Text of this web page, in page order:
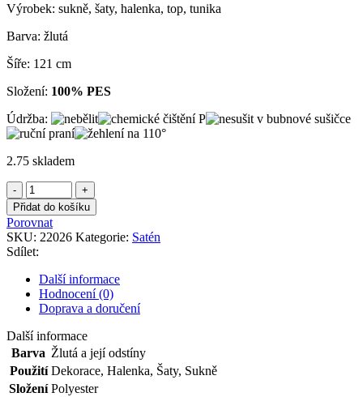
byla:
je:
Výrobek: sukně, šaty, halenka, top, tunika
Barva: žlutá
Šíře: 121 cm
Složení: 100% PES
Údržba:
2.75 skladem
Satén
žlutý
množství
Přidat do košíku
Porovnat
SKU: 22026 Kategorie: Satén
Sdílet:
Další informace
Hodnocení (0)
Doprava a doručení
Další informace
Barva Žlutá a její odstíny
Použití Dekorace, Halenka, Šaty, Sukně
Složení Polyester